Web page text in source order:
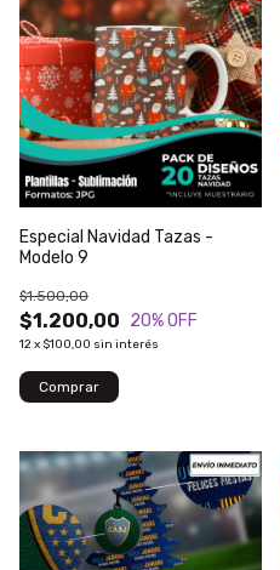
Especial Navidad Tazas -
Modelo 9
$1.200,00
$1.500,00
20% OFF
12x $100,00 sin interés